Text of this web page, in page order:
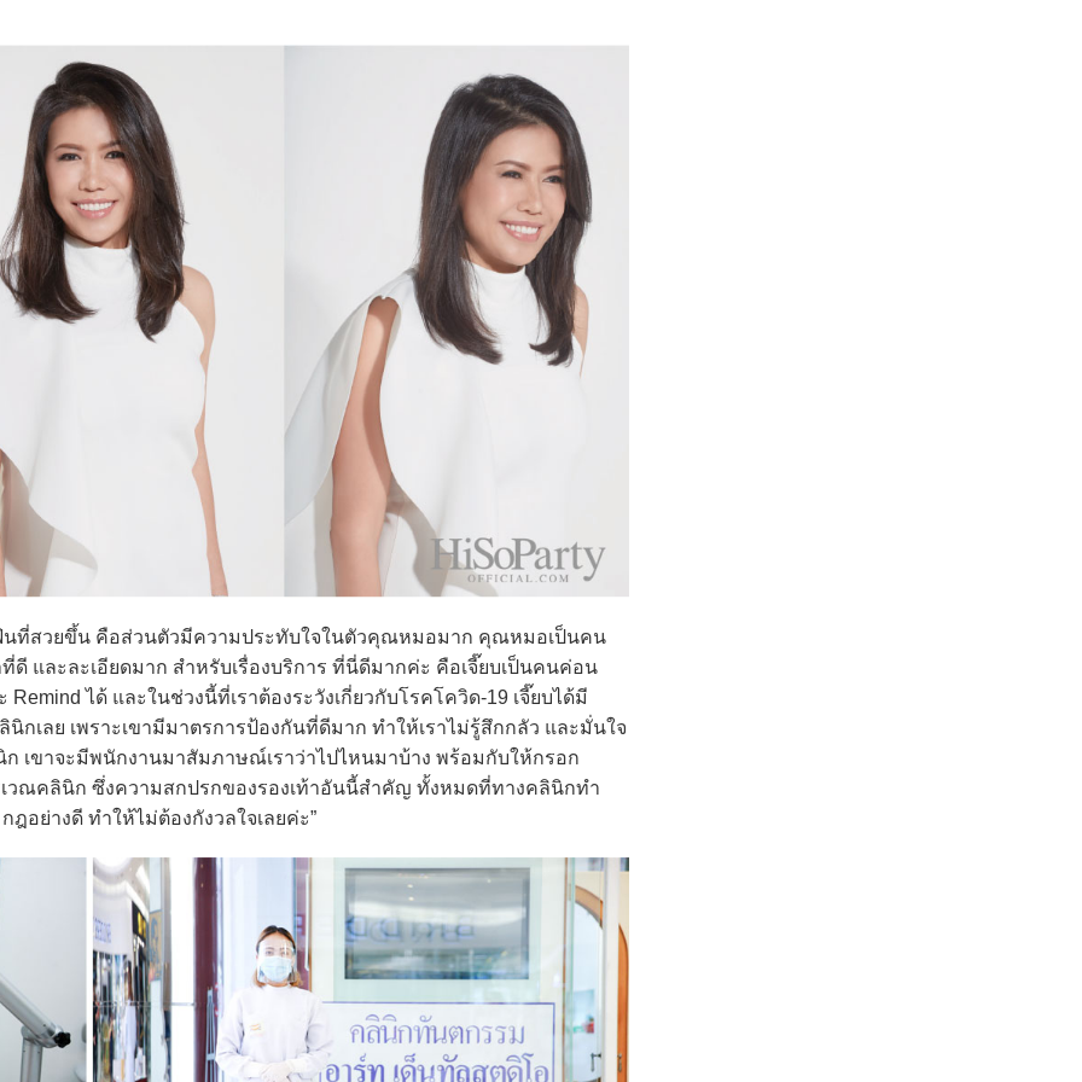
สวยขึ้น คือส่วนตัวมีความประทับใจในตัวคุณหมอมาก คุณหมอเป็นคน
ดี และละเอียดมาก สำหรับเรื่องบริการ ที่นี่ดีมากค่ะ คือเจี๊ยบเป็นคนค่อน
ได้ และในช่วงนี้ที่เราต้องระวังเกี่ยวกับโรคโควิด-19 เจี๊ยบได้มี
เลย เพราะเขามีมาตรการป้องกันที่ดีมาก ทำให้เราไม่รู้สึกกลัว และมั่นใจ
ก เขาจะมีพนักงานมาสัมภาษณ์เราว่าไปไหนมาบ้าง พร้อมกับให้กรอก
เวณคลินิก ซึ่งความสกปรกของรองเท้าอันนี้สำคัญ ทั้งหมดที่ทางคลินิกทำ
อย่างดี ทำให้ไม่ต้องกังวลใจเลยค่ะ”